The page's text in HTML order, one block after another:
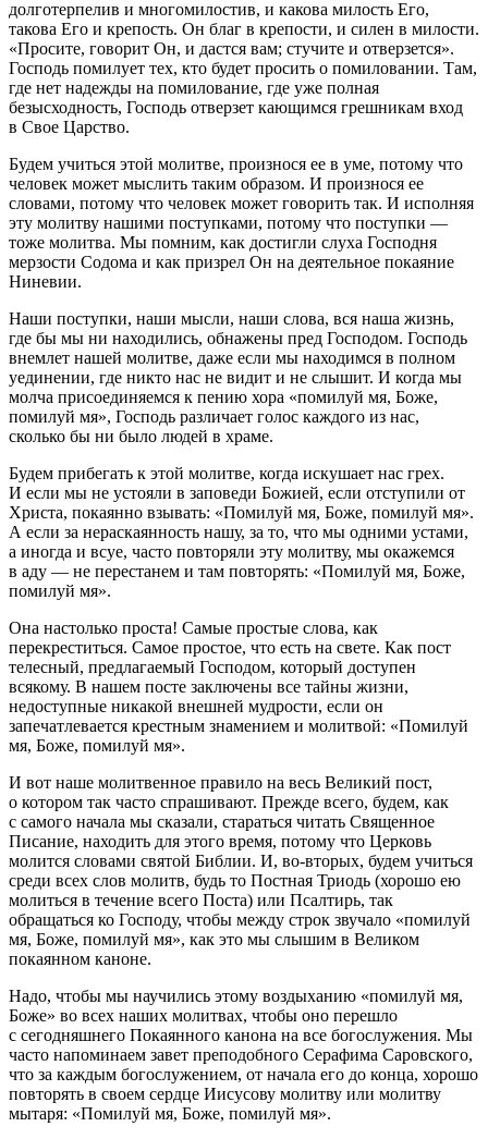
долготерпелив и многомилостив, и какова милость Его,
такова Его и крепость. Он благ в крепости, и силен в милости.
«Просите, говорит Он, и дастся вам; стучите и отверзется».
Господь помилует тех, кто будет просить о помиловании. Там,
где нет надежды на помилование, где уже полная
безысходность, Господь отверзет кающимся грешникам вход
в Свое Царство.
Будем учиться этой молитве, произнося ее в уме, потому что
человек может мыслить таким образом. И произнося ее
словами, потому что человек может говорить так. И исполняя
эту молитву нашими поступками, потому что поступки —
тоже молитва. Мы помним, как достигли слуха Господня
мерзости Содома и как призрел Он на деятельное покаяние
Ниневии.
Наши поступки, наши мысли, наши слова, вся наша жизнь,
где бы мы ни находились, обнажены пред Господом. Господь
внемлет нашей молитве, даже если мы находимся в полном
уединении, где никто нас не видит и не слышит. И когда мы
молча присоединяемся к пению хора «помилуй мя, Боже,
помилуй мя», Господь различает голос каждого из нас,
сколько бы ни было людей в храме.
Будем прибегать к этой молитве, когда искушает нас грех.
И если мы не устояли в заповеди Божией, если отступили от
Христа, покаянно взывать: «Помилуй мя, Боже, помилуй мя».
А если за нераскаянность нашу, за то, что мы одними устами,
а иногда и всуе, часто повторяли эту молитву, мы окажемся
в аду — не перестанем и там повторять: «Помилуй мя, Боже,
помилуй мя».
Она настолько проста! Самые простые слова, как
перекреститься. Самое простое, что есть на свете. Как пост
телесный, предлагаемый Господом, который доступен
всякому. В нашем посте заключены все тайны жизни,
недоступные никакой внешней мудрости, если он
запечатлевается крестным знамением и молитвой: «Помилуй
мя, Боже, помилуй мя».
И вот наше молитвенное правило на весь Великий пост,
о котором так часто спрашивают. Прежде всего, будем, как
с самого начала мы сказали, стараться читать Священное
Писание, находить для этого время, потому что Церковь
молится словами святой Библии. И, во-вторых, будем учиться
среди всех слов молитв, будь то Постная Триодь (хорошо ею
молиться в течение всего Поста) или Псалтирь, так
обращаться ко Господу, чтобы между строк звучало «помилуй
мя, Боже, помилуй мя», как это мы слышим в Великом
покаянном каноне.
Надо, чтобы мы научились этому воздыханию «помилуй мя,
Боже» во всех наших молитвах, чтобы оно перешло
с сегодняшнего Покаянного канона на все богослужения. Мы
часто напоминаем завет преподобного Серафима Саровского,
что за каждым богослужением, от начала его до конца, хорошо
повторять в своем сердце Иисусову молитву или молитву
мытаря: «Помилуй мя, Боже, помилуй мя».